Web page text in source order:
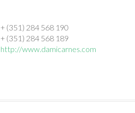
+ (351) 284 568 190
+ (351) 284 568 189
http://www.damicarnes.com